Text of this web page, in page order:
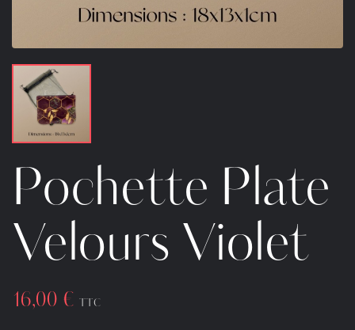
Pochette Plate
Velours Violet
16,00 € TTC